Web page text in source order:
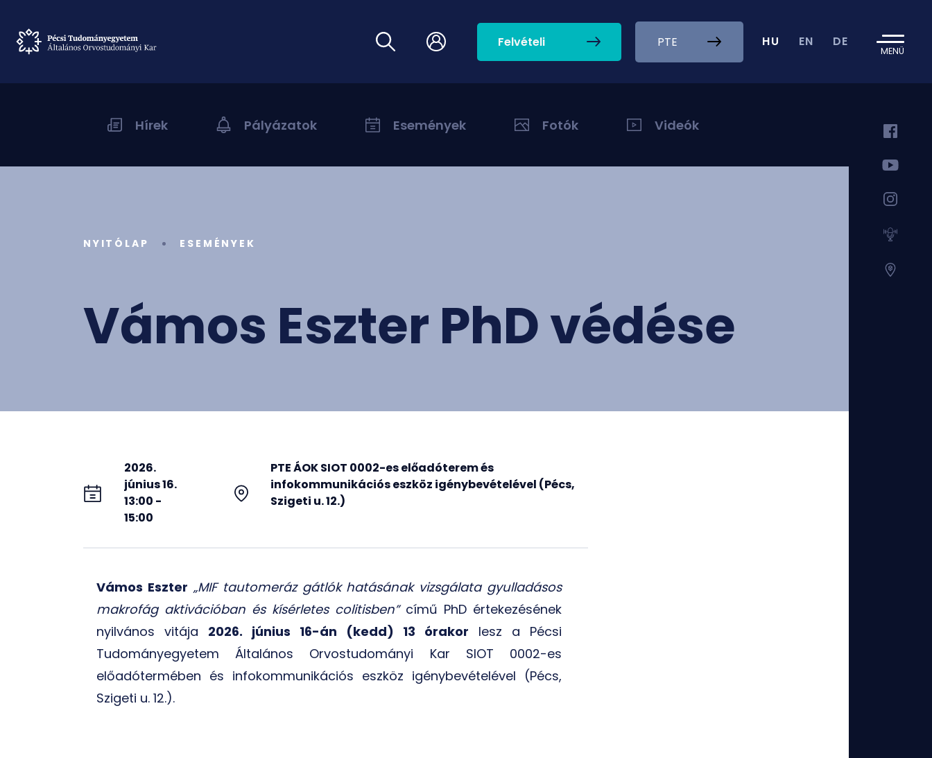
Felvételi PTE HU EN DE
MENÜ
Hírek Pályázatok Események Fotók Videók
NYITÓLAP ESEMÉNYEK
Vámos Eszter PhD védése
2026.
június 16.
13:00 -
15:00
PTE ÁOK SIOT 0002-es előadóterem és
infokommunikációs eszköz igénybevételével (Pécs,
Szigeti u. 12.)
Vámos Eszter „MIF tautomeráz gátlók hatásának vizsgálata gyulladásos
makrofág aktivációban és kísérletes colitisben” című PhD értekezésének
nyilvános vitája 2026. június 16-án (kedd) 13 órakor lesz a Pécsi
Tudományegyetem Általános Orvostudományi Kar SIOT 0002-es
előadótermében és infokommunikációs eszköz igénybevételével (Pécs,
Szigeti u. 12.).